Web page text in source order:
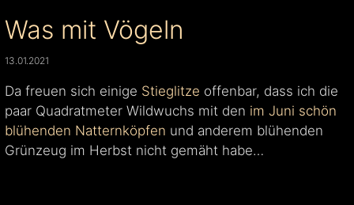
Was mit Vögeln
13.01.2021
Da freuen sich einige Stieglitze offenbar, dass ich die
paar Quadratmeter Wildwuchs mit den im Juni schön
blühenden Natternköpfen und anderem blühenden
Grünzeug im Herbst nicht gemäht habe…